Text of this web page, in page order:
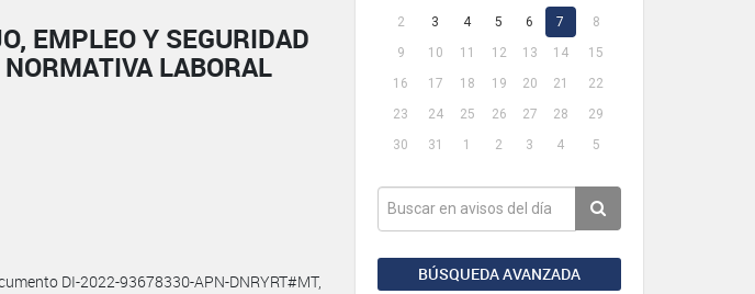
2
3 4 5 6 7
8
9
10 11 12 13 14
15
16
17 18 19 20 21
22
23
24 25 26 27 28
29
30
31 1 2 3 4 5
BÚSQUEDA AVANZADA
EMPLEO Y SEGURIDAD
LABORAL
DI-2022-93678330-APN-DNRYRT#MT,